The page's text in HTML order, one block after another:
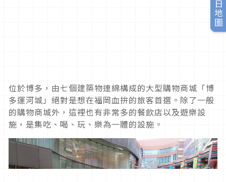
旅日地圖
位於博多，由七個建築物連綿構成的大型購物商城「博
多運河城」絕對是想在福岡血拚的旅客首選。除了一般
的購物商城外，這裡也有非常多的餐飲店以及遊樂設
施，是集吃、喝、玩、樂為一體的設施。